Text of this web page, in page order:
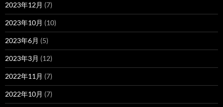
2023年12月 (7)
2023年10月 (10)
2023年6月 (5)
2023年3月 (12)
2022年11月 (7)
2022年10月 (7)